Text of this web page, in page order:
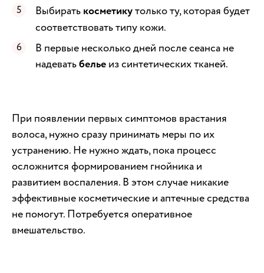
Выбирать косметикутолько ту, которая будет
соответствовать типу кожи.
В первые несколько дней после сеанса не
надеватьбелье из синтетических тканей.
При появлении первых симптомов врастания
волоса, нужно сразу принимать меры по их
устранению. Не нужно ждать, пока процесс
осложнится формированием гнойника и
развитием воспаления. В этом случае никакие
эффективные косметические и аптечные средства
не помогут. Потребуется оперативное
вмешательство.